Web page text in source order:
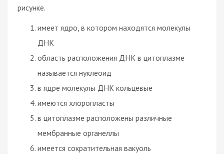
рисунке.
имеет ядро, в котором находятся молекулы
ДНК
область расположения ДНК в цитоплазме
называется нуклеоид
в ядре молекулы ДНК кольцевые
имеются хлоропласты
в цитоплазме расположены различные
мембранные органеллы
имеется сократительная вакуоль